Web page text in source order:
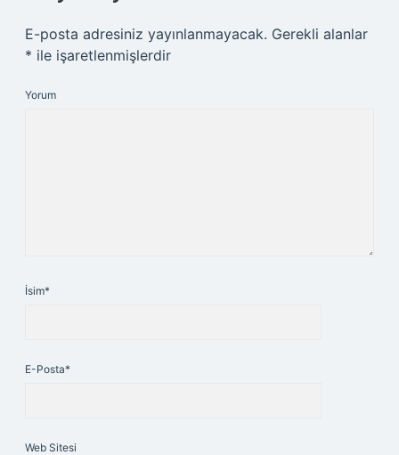
E-posta adresiniz yayınlanmayacak. Gerekli alanlar
* ile işaretlenmişlerdir
Yorum
İsim*
E-Posta*
Web Sitesi